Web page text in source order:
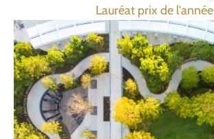
Lauréat prix de l'année